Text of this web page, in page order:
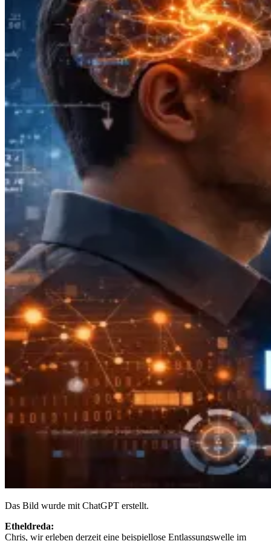
Das Bild wurde mit ChatGPT erstellt.
Etheldreda:
Chris, wir erleben derzeit eine beispiellose Entlassungswelle im